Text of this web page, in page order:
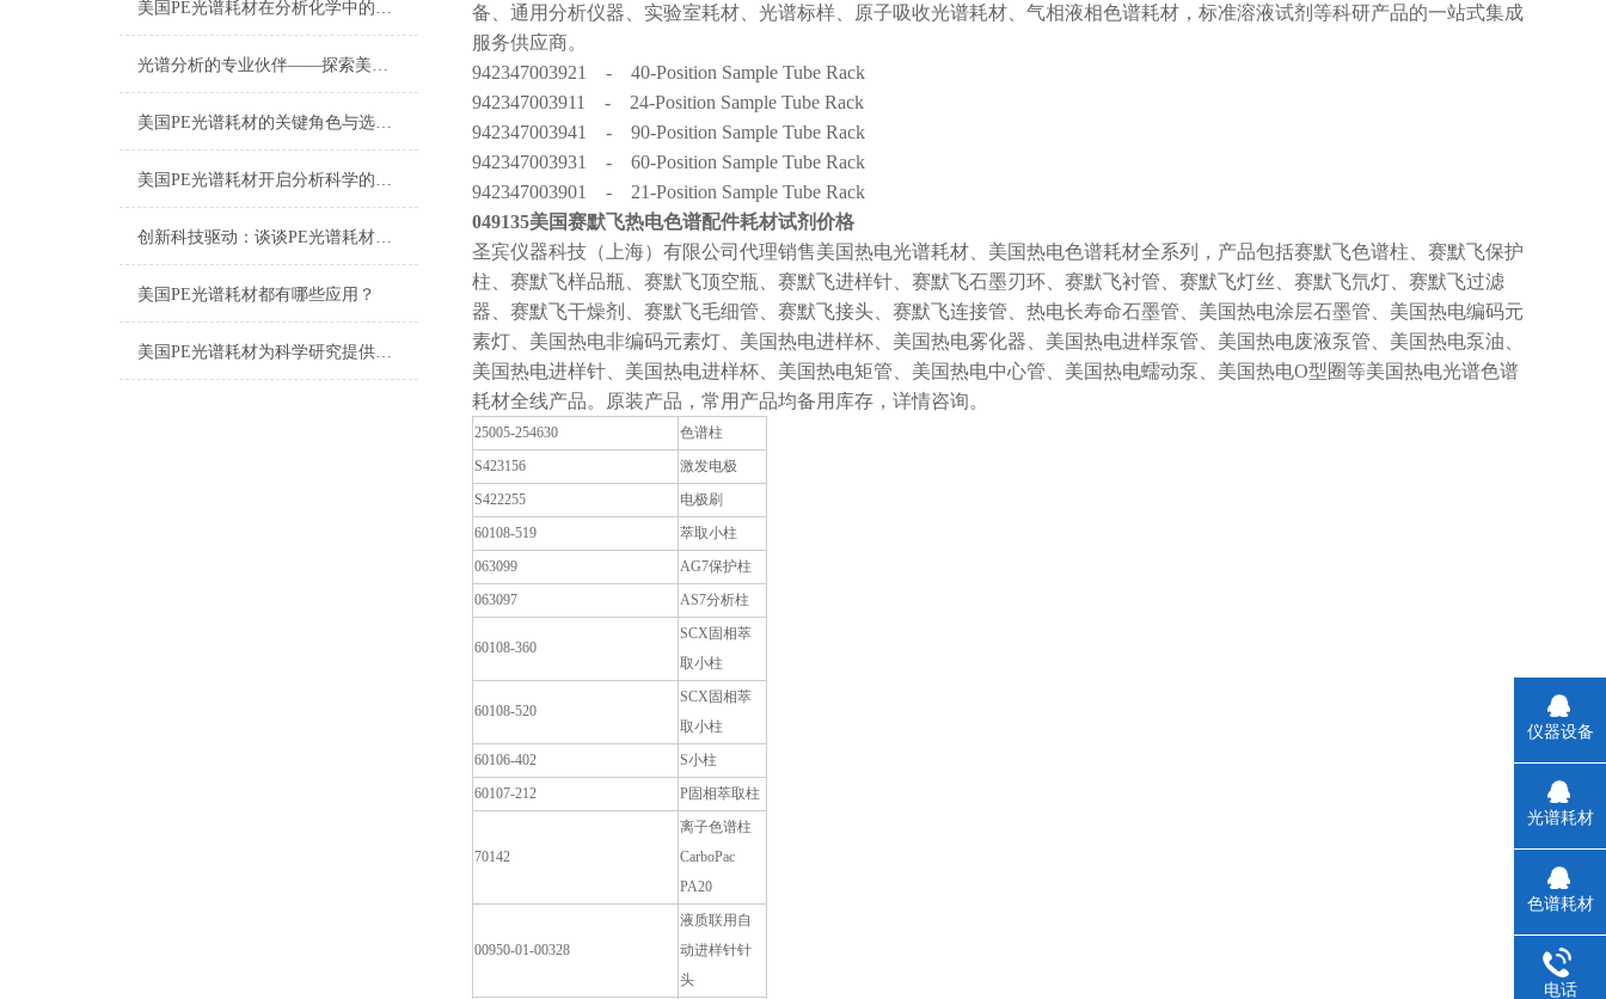
美国PE光谱耗材在分析化学中的多样化应用与技术进展
光谱分析的专业伙伴——探索美国PE光谱耗材的世界
美国PE光谱耗材的关键角色与选择指南
美国PE光谱耗材开启分析科学的新篇章
创新科技驱动：谈谈PE光谱耗材的应用与发展
美国PE光谱耗材都有哪些应用？
美国PE光谱耗材为科学研究提供有效的支持
备、通用分析仪器、实验室耗材、光谱标样、原子吸收光谱耗材、气相液相色谱耗材，标准溶液试剂等科研产品的一站式集成
服务供应商。
942347003921 - 40-Position Sample Tube Rack
942347003911 - 24-Position Sample Tube Rack
942347003941 - 90-Position Sample Tube Rack
942347003931 - 60-Position Sample Tube Rack
942347003901 - 21-Position Sample Tube Rack
049135美国赛默飞热电色谱配件耗材试剂价格
圣宾仪器科技（上海）有限公司代理销售美国热电光谱耗材、美国热电色谱耗材全系列，产品包括赛默飞色谱柱、赛默飞保护
柱、赛默飞样品瓶、赛默飞顶空瓶、赛默飞进样针、赛默飞石墨刃环、赛默飞衬管、赛默飞灯丝、赛默飞氘灯、赛默飞过滤
器、赛默飞干燥剂、赛默飞毛细管、赛默飞接头、赛默飞连接管、热电长寿命石墨管、美国热电涂层石墨管、美国热电编码元
素灯、美国热电非编码元素灯、美国热电进样杯、美国热电雾化器、美国热电进样泵管、美国热电废液泵管、美国热电泵油、
美国热电进样针、美国热电进样杯、美国热电矩管、美国热电中心管、美国热电蠕动泵、美国热电O型圈等美国热电光谱色谱
耗材全线产品。原装产品，常用产品均备用库存，详情咨询。
25005-254630
色谱柱
S423156
激发电极
S422255
电极刷
60108-519
萃取小柱
063099
AG7保护柱
063097
AS7分析柱
60108-360
SCX固相萃
取小柱
60108-520
SCX固相萃
取小柱
60106-402
S小柱
60107-212
P固相萃取柱
70142
离子色谱柱
CarboPac
PA20
00950-01-00328
液质联用自
动进样针针
头
仪器设备
光谱耗材
色谱耗材
电话